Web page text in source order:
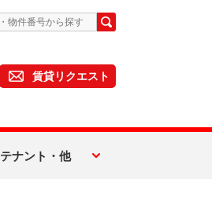
賃貸リクエスト
テナント・他